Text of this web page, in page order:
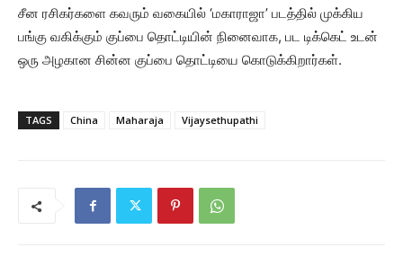
சீன ரசிகர்களை கவரும் வகையில் ‘மகாராஜா’ படத்தில் முக்கிய
பங்கு வகிக்கும் குப்பை தொட்டியின் நினைவாக, பட டிக்கெட் உடன்
ஒரு அழகான சின்ன குப்பை தொட்டியை கொடுக்கிறார்கள்.
TAGS China Maharaja Vijaysethupathi